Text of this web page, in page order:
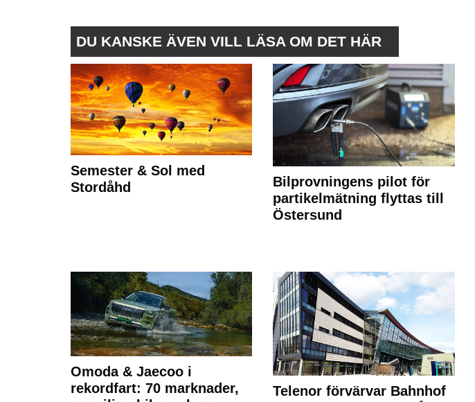
DU KANSKE ÄVEN VILL LÄSA OM DET HÄR
Semester & Sol med
Stordåhd
Bilprovningens pilot för
partikelmätning flyttas till
Östersund
Omoda & Jaecoo i
rekordfart: 70 marknader,
Telenor förvärvar Bahnhof